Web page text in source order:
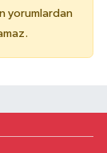
yorumlardan